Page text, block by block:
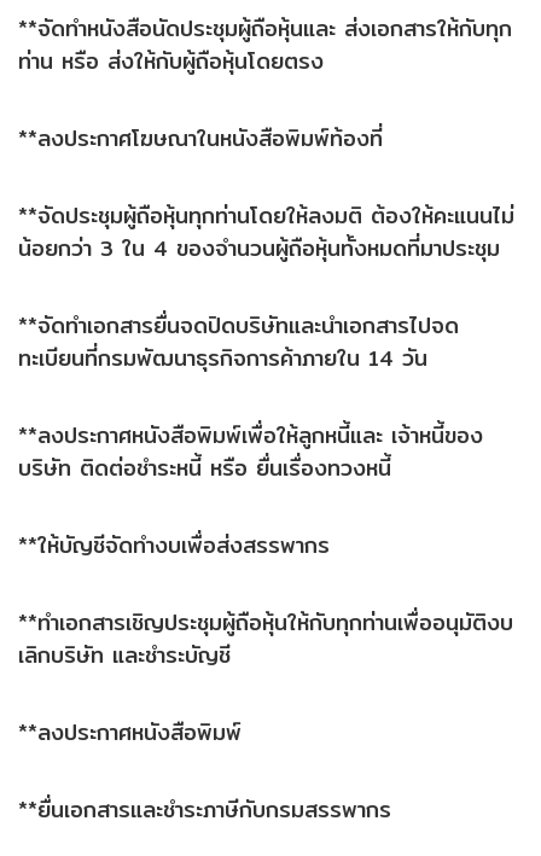
**จัดทำหนังสือนัดประชุมผู้ถือหุ้นและ ส่งเอกสารให้กับทุก
ท่าน หรือ ส่งให้กับผู้ถือหุ้นโดยตรง
**ลงประกาศโฆษณาในหนังสือพิมพ์ท้องที่
**จัดประชุมผู้ถือหุ้นทุกท่านโดยให้ลงมติ ต้องให้คะแนนไม่
น้อยกว่า 3 ใน 4 ของจำนวนผู้ถือหุ้นทั้งหมดที่มาประชุม
**จัดทำเอกสารยื่นจดปิดบริษัทและนำเอกสารไปจด
ทะเบียนที่กรมพัฒนาธุรกิจการค้าภายใน 14 วัน
**ลงประกาศหนังสือพิมพ์เพื่อให้ลูกหนี้และ เจ้าหนี้ของ
บริษัท ติดต่อชำระหนี้ หรือ ยื่นเรื่องทวงหนี้
**ให้บัญชีจัดทำงบเพื่อส่งสรรพากร
**ทำเอกสารเชิญประชุมผู้ถือหุ้นให้กับทุกท่านเพื่ออนุมัติงบ
เลิกบริษัท และชำระบัญชี
**ลงประกาศหนังสือพิมพ์
**ยื่นเอกสารและชำระภาษีกับกรมสรรพากร